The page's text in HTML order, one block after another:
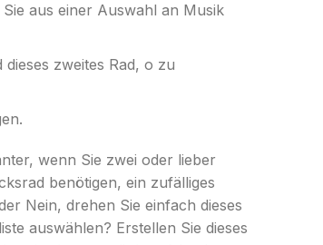
aus einer Auswahl an Musik
zweites Rad, o zu
wenn Sie zwei oder lieber
benötigen, ein zufälliges
Nein, drehen Sie einfach dieses
auswählen? Erstellen Sie dieses